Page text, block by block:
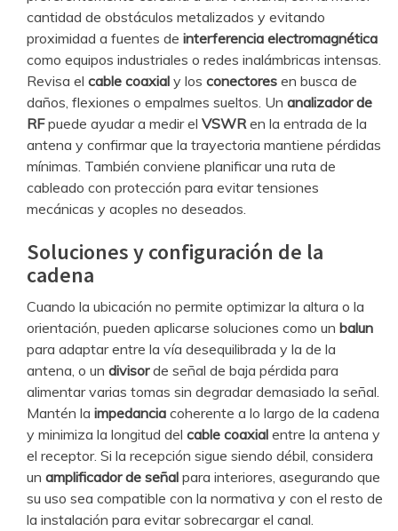
cantidad de obstáculos metalizados y evitando
proximidad a fuentes de interferencia electromagnética
como equipos industriales o redes inalámbricas intensas.
Revisa el cable coaxial y los conectores en busca de
daños, flexiones o empalmes sueltos. Un analizador de
RFpuede ayudar a medir el VSWRen la entrada de la
antena y confirmar que la trayectoria mantiene pérdidas
mínimas. También conviene planificar una ruta de
cableado con protección para evitar tensiones
mecánicas y acoples no deseados.
Soluciones y configuración de la
cadena
Cuando la ubicación no permite optimizar la altura o la
orientación, pueden aplicarse soluciones como un balun
para adaptar entre la vía desequilibrada y la de la
antena, o un divisorde señal de baja pérdida para
alimentar varias tomas sin degradar demasiado la señal.
Mantén la impedancia coherente a lo largo de la cadena
y minimiza la longitud del cable coaxial entre la antena y
el receptor. Si la recepción sigue siendo débil, considera
un amplificador de señal para interiores, asegurando que
su uso sea compatible con la normativa y con el resto de
la instalación para evitar sobrecargar el canal.